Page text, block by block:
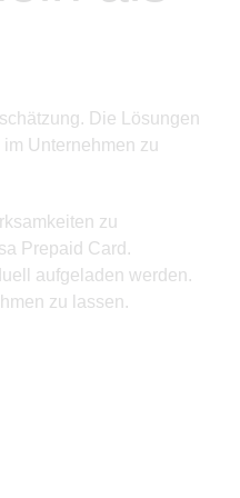
Die Lösungen
Unternehmen zu
zu
Prepaid Card.
aufgeladen werden.
zu lassen.